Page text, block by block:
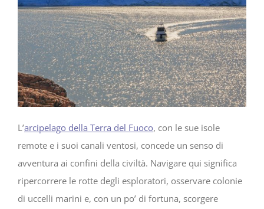
L’arcipelago della Terra del Fuoco, con le sue isole
remote e i suoi canali ventosi, concede un senso di
avventura ai confini della civiltà. Navigare qui significa
ripercorrere le rotte degli esploratori, osservare colonie
di uccelli marini e, con un po’ di fortuna, scorgere